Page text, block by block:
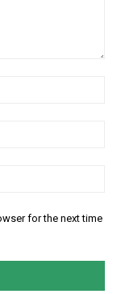
for the next time